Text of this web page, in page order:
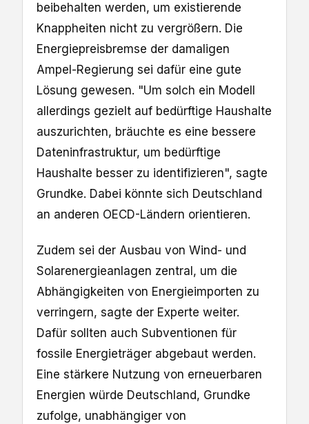
beibehalten werden, um existierende
Knappheiten nicht zu vergrößern. ⁠Die
Energiepreisbremse der damaligen
Ampel-Regierung sei dafür eine gute
Lösung gewesen. "Um ‌solch ein Modell
allerdings gezielt auf bedürftige Haushalte
auszurichten, bräuchte es eine bessere
Dateninfrastruktur, um bedürftige
Haushalte besser zu identifizieren", sagte
Grundke. Dabei könnte sich Deutschland
an anderen OECD-Ländern orientieren.
Zudem sei der Ausbau von Wind- und
Solarenergieanlagen zentral, um die
Abhängigkeiten von Energieimporten zu
verringern, ‌sagte der Experte weiter.
Dafür sollten auch Subventionen für
fossile Energieträger abgebaut werden.
Eine stärkere Nutzung von erneuerbaren
Energien würde Deutschland, Grundke
zufolge, unabhängiger von